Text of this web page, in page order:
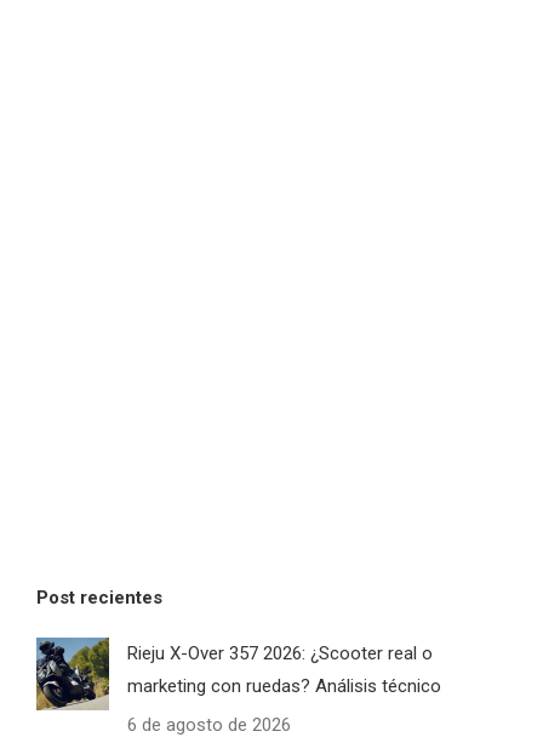
Post recientes
Rieju X-Over 357 2026: ¿Scooter real o
marketing con ruedas? Análisis técnico
6 de agosto de 2026